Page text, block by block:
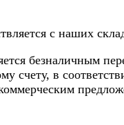
с наших
безналичным
счету, в